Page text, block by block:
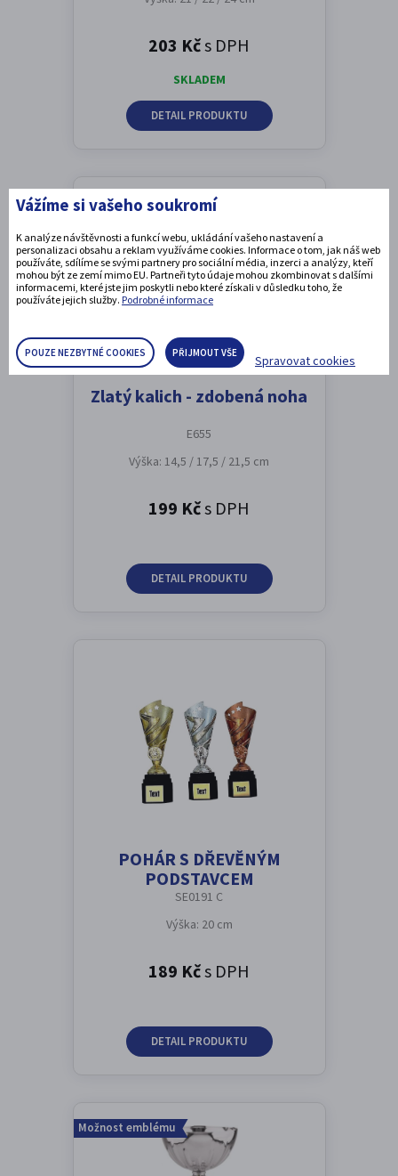
203 Kčs DPH
SKLADEM
DETAIL PRODUKTU
Možnost emblému
Zlatý kalich - zdobená noha
E655
Výška: 14,5 / 17,5 / 21,5 cm
199 Kčs DPH
DETAIL PRODUKTU
POHÁR S DŘEVĚNÝM
PODSTAVCEM
SE0191 C
Výška: 20 cm
189 Kčs DPH
DETAIL PRODUKTU
Možnost emblému
Vážíme si vašeho soukromí
K analýze návštěvnosti a funkcí webu, ukládání vašeho nastavení a
personalizaci obsahu a reklam využíváme cookies. Informace o tom, jak náš web
používáte, sdílíme se svými partnery pro sociální média, inzerci a analýzy, kteří
mohou být ze zemí mimo EU. Partneři tyto údaje mohou zkombinovat s dalšími
informacemi, které jste jim poskytli nebo které získali v důsledku toho, že
používáte jejich služby. Podrobné informace
POUZE NEZBYTNÉ COOKIES PŘIJMOUT VŠE
Spravovat cookies